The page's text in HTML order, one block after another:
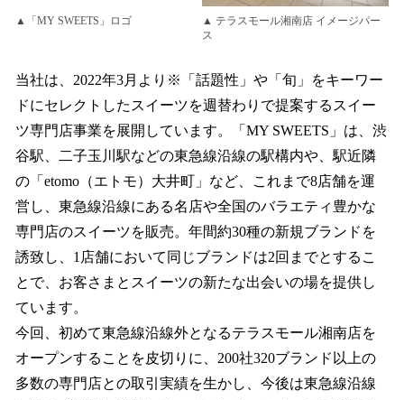
▲「MY SWEETS」ロゴ
▲ テラスモール湘南店 イメージパー
ス
当社は、2022年3月より※「話題性」や「旬」をキーワー
ドにセレクトしたスイーツを週替わりで提案するスイー
ツ専門店事業を展開しています。「MY SWEETS」は、渋
谷駅、二子玉川駅などの東急線沿線の駅構内や、駅近隣
の「etomo（エトモ）大井町」など、これまで8店舗を運
営し、東急線沿線にある名店や全国のバラエティ豊かな
専門店のスイーツを販売。年間約30種の新規ブランドを
誘致し、1店舗において同じブランドは2回までとするこ
とで、お客さまとスイーツの新たな出会いの場を提供し
ています。
今回、初めて東急線沿線外となるテラスモール湘南店を
オープンすることを皮切りに、200社320ブランド以上の
多数の専門店との取引実績を生かし、今後は東急線沿線